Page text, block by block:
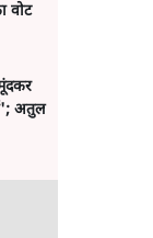
वोट
अतुल